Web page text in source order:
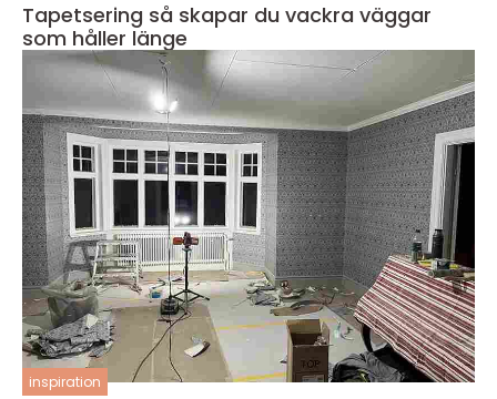
Tapetsering så skapar du vackra väggar
som håller länge
inspiration